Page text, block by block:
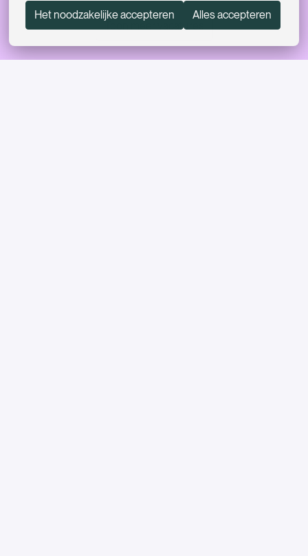
Het noodzakelijke accepteren Alles accepteren
Toon meer vacatures